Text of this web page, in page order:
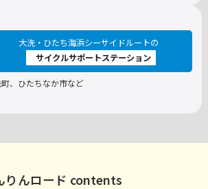
大洗・ひたち海浜シーサイドルートの
サイクルサポートステーション
、ひたちなか市など
りんロード contents